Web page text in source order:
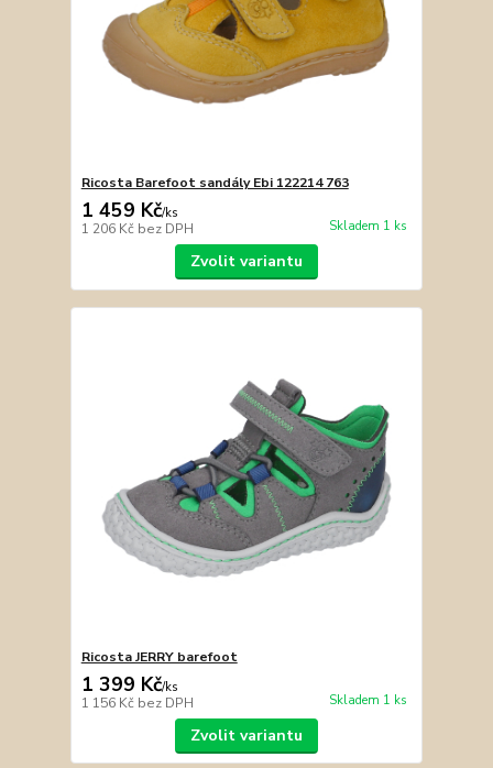
Ricosta Barefoot sandály Ebi 122214 763
1 459 Kč/ks
1 206 Kč bez DPH Skladem 1 ks
Zvolit variantu
Ricosta JERRY barefoot
1 399 Kč/ks
1 156 Kč bez DPH Skladem 1 ks
Zvolit variantu